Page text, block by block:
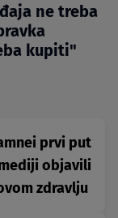
ne treba
kupiti"
prvi put
objavili
zdravlju